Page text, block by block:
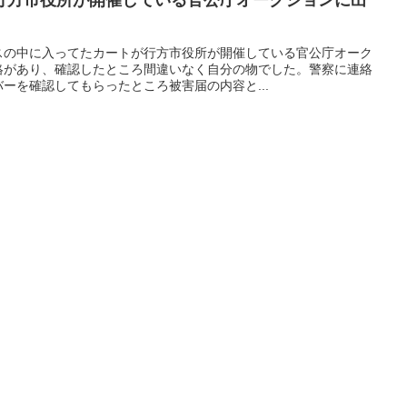
中に入ってたカートが行方市役所が開催している官公庁オーク
あり、確認したところ間違いなく自分の物でした。警察に連絡
を確認してもらったところ被害届の内容と...